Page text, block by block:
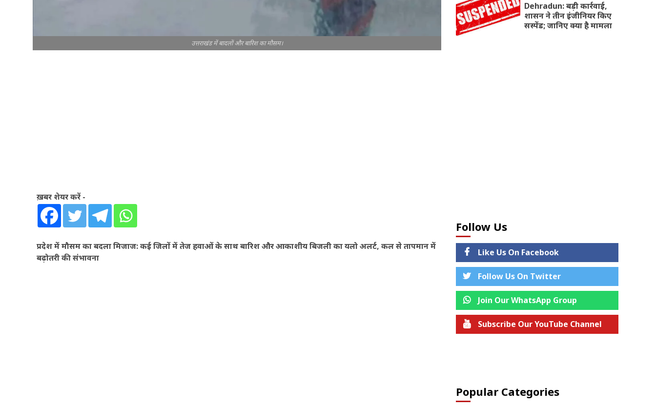
उत्तराखंड में बादलों और बारिश का मौसम।
ख़बर शेयर करें -
प्रदेश में मौसम का बदला मिजाज: कई जिलों में तेज हवाओं के साथ बारिश और आकाशीय बिजली का यलो अलर्ट, कल से तापमान में
बढ़ोतरी की संभावना
Dehradun: बड़ी कार्रवाई,
शासन ने तीन इंजीनियर किए
सस्पेंड; जानिए क्या है मामला
Follow Us
Like Us On Facebook
Follow Us On Twitter
Join Our WhatsApp Group
Subscribe Our YouTube Channel
Popular Categories